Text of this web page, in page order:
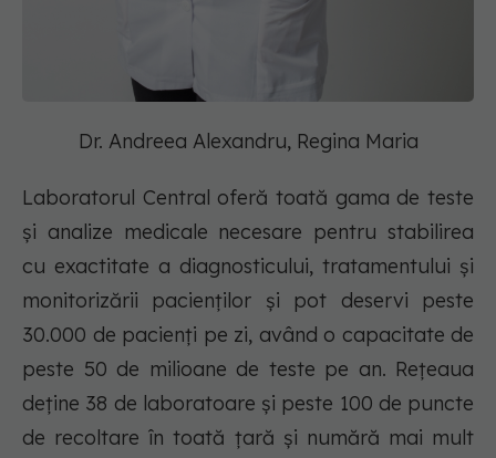
Dr. Andreea Alexandru, Regina Maria
Laboratorul Central oferă toată gama de teste
și analize medicale necesare pentru stabilirea
cu exactitate a diagnosticului, tratamentului și
monitorizării pacienților și pot deservi peste
30.000 de pacienți pe zi, având o capacitate de
peste 50 de milioane de teste pe an. Rețeaua
deține 38 de laboratoare și peste 100 de puncte
de recoltare în toată țară și numără mai mult